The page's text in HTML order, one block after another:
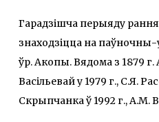
Гарадзішча перыяду
знаходзіцца на паўночны-
ўр. Акопы. Вядома з 1879 г.
Васільевай у 1979 г., С.Я.
Скрыпчанка ў 1992 г., А.М.